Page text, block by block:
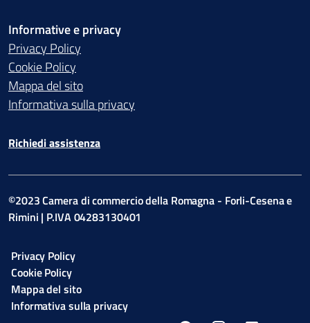
Informative e privacy
Privacy Policy
Cookie Policy
Mappa del sito
Informativa sulla privacy
Richiedi assistenza
©2023 Camera di commercio della Romagna - Forli-Cesena e
Rimini | P.IVA 04283130401
Privacy Policy
Cookie Policy
Mappa del sito
Informativa sulla privacy